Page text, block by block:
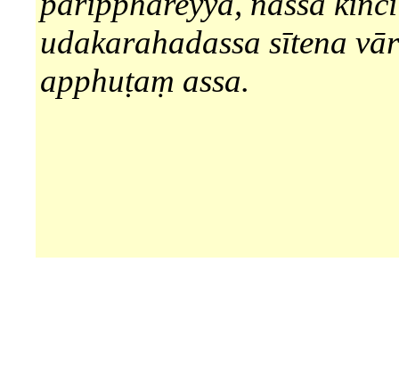
udakarahadassa sītena
apphuṭaṃ assa.